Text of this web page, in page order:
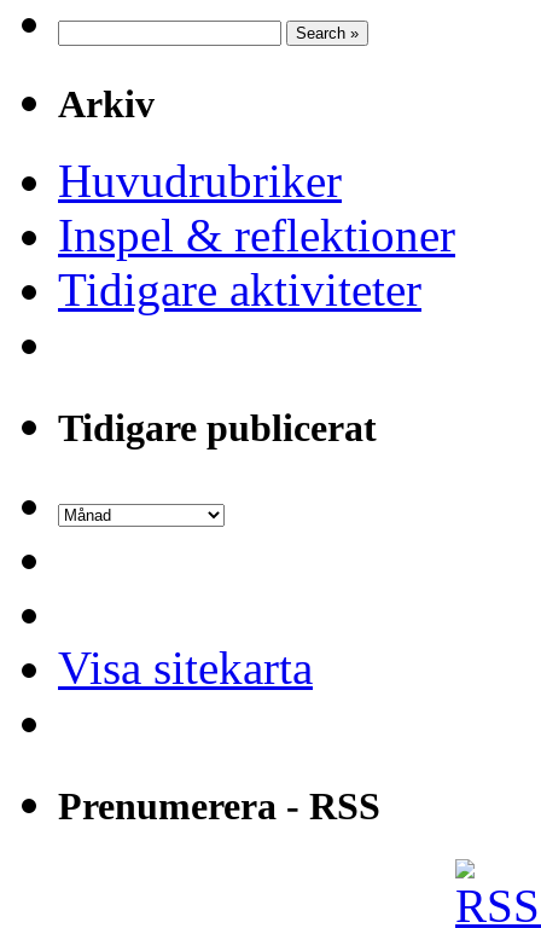
Arkiv
Huvudrubriker
Inspel & reflektioner
Tidigare aktiviteter
Tidigare publicerat
Visa sitekarta
Prenumerera - RSS